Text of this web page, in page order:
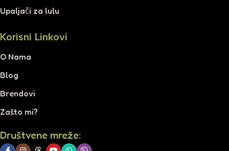
Upaljači za lulu
Korisni Linkovi
O Nama
Blog
Brendovi
Zašto mi?
Društvene mreže: